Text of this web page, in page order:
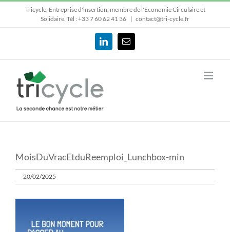
contenu
Tricycle, Entreprise d'insertion, membre de l'Economie Circulaire et
Solidaire. Tél : +33 7 60 62 41 36 | contact@tri-cycle.fr
LinkedInEmail
MoisDuVracEtduReemploi_Lunchbox-min
20/02/2025